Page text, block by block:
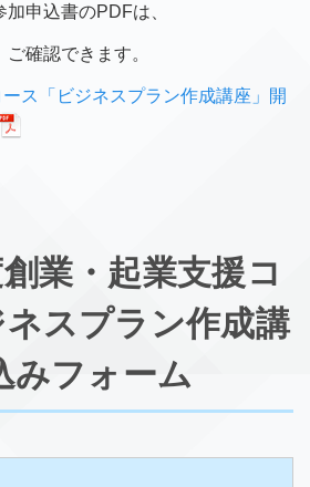
申込書のPDFは、
確認できます。
ス「ビジネスプラン作成講座」開
業・起業支援コ
スプラン作成講
みフォーム